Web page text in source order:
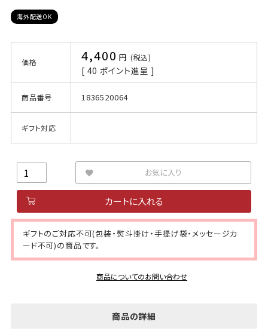
海外配送OK
価格 4,400 税込
[ 40 ポイント進呈 ]
商品番号 1836520064
ギフト対応
お気に入り
カートに入れる
ギフトのご対応不可(包装・熨斗掛け・手提げ袋・メッセージカ
ード不可)の商品です。
商品についてのお問い合わせ
商品の詳細